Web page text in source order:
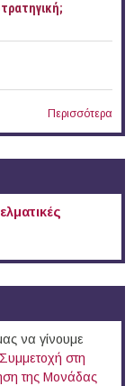
Περισσότερα
να γίνουμε
Συμμετοχή στη
της Μονάδας